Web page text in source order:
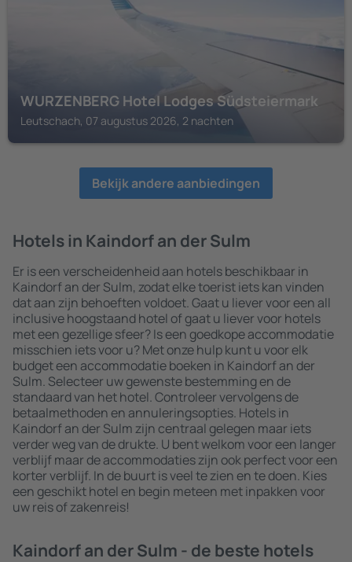
WURZENBERG Hotel Lodges Südsteiermark
Leutschach, 07 augustus 2026, 2 nachten
Bekijk andere aanbiedingen
Hotels in Kaindorf an der Sulm
Er is een verscheidenheid aan hotels beschikbaar in
Kaindorf an der Sulm, zodat elke toerist iets kan vinden
dat aan zijn behoeften voldoet. Gaat u liever voor een all
inclusive hoogstaand hotel of gaat u liever voor hotels
met een gezellige sfeer? Is een goedkope accommodatie
misschien iets voor u? Met onze hulp kunt u voor elk
budget een accommodatie boeken in Kaindorf an der
Sulm. Selecteer uw gewenste bestemming en de
standaard van het hotel. Controleer vervolgens de
betaalmethoden en annuleringsopties. Hotels in
Kaindorf an der Sulm zijn centraal gelegen maar iets
verder weg van de drukte. U bent welkom voor een langer
verblijf maar de accommodaties zijn ook perfect voor een
korter verblijf. In de buurt is veel te zien en te doen. Kies
een geschikt hotel en begin meteen met inpakken voor
uw reis of zakenreis!
Kaindorf an der Sulm - de beste hotels